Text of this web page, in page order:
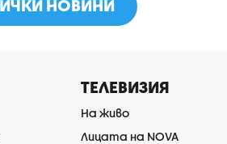
НОВИНИ
ТЕЛЕВИЗИЯ
На живо
Лицата на NOVA